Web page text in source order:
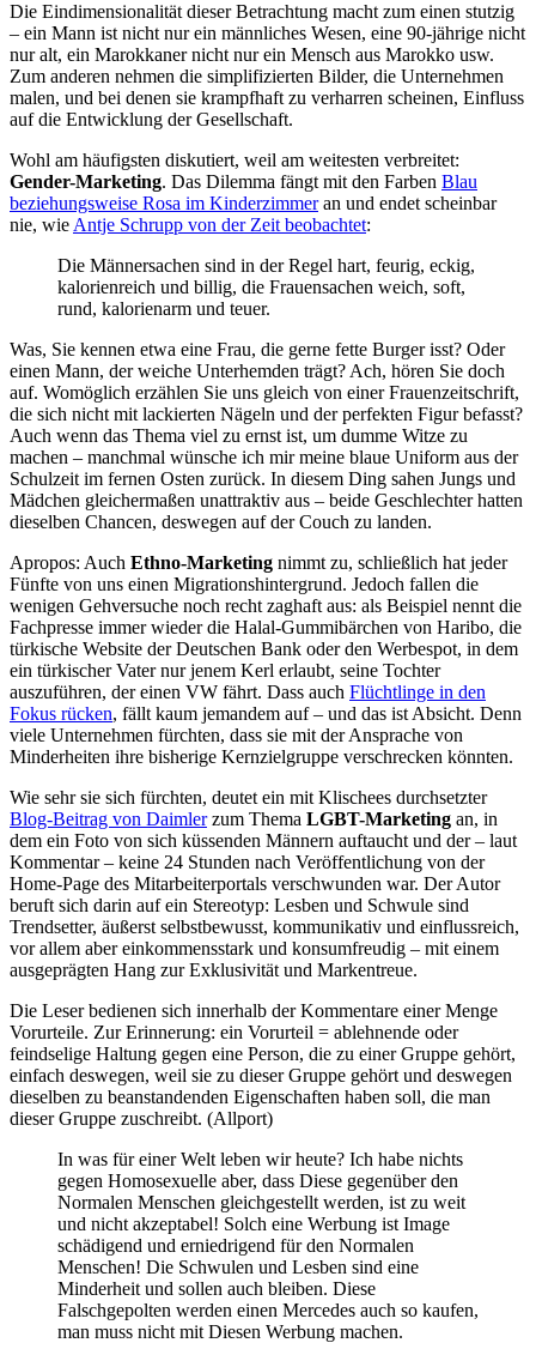
Die Eindimensionalität dieser Betrachtung macht zum einen stutzig
– ein Mann ist nicht nur ein männliches Wesen, eine 90-jährige nicht
nur alt, ein Marokkaner nicht nur ein Mensch aus Marokko usw.
Zum anderen nehmen die simplifizierten Bilder, die Unternehmen
malen, und bei denen sie krampfhaft zu verharren scheinen, Einfluss
auf die Entwicklung der Gesellschaft.
Wohl am häufigsten diskutiert, weil am weitesten verbreitet:
Gender-Marketing. Das Dilemma fängt mit den Farben Blau
beziehungsweise Rosa im Kinderzimmeran und endet scheinbar
nie, wieAntje Schrupp von der Zeit beobachtet:
Die Männersachen sind in der Regel hart, feurig, eckig,
kalorienreich und billig, die Frauensachen weich, soft,
rund, kalorienarm und teuer.
Was, Sie kennen etwa eine Frau, die gerne fette Burger isst? Oder
einen Mann, der weiche Unterhemden trägt? Ach, hören Sie doch
auf. Womöglich erzählen Sie uns gleich von einer Frauenzeitschrift,
die sich nicht mit lackierten Nägeln und der perfekten Figur befasst?
Auch wenn das Thema viel zu ernst ist, um dumme Witze zu
machen – manchmal wünsche ich mir meine blaue Uniform aus der
Schulzeit im fernen Osten zurück. In diesem Ding sahen Jungs und
Mädchen gleichermaßen unattraktiv aus – beide Geschlechter hatten
dieselben Chancen, deswegen auf der Couch zu landen.
Apropos: Auch Ethno-Marketing nimmt zu, schließlich hat jeder
Fünfte von uns einen Migrationshintergrund. Jedoch fallen die
wenigen Gehversuche noch recht zaghaft aus: als Beispiel nennt die
Fachpresse immer wieder die Halal-Gummibärchen von Haribo, die
türkische Website der Deutschen Bank oder den Werbespot, in dem
ein türkischer Vater nur jenem Kerl erlaubt, seine Tochter
auszuführen, der einen VW fährt. Dass auch Flüchtlinge in den
Fokus rücken, fällt kaum jemandem auf – und das ist Absicht. Denn
viele Unternehmen fürchten, dass sie mit der Ansprache von
Minderheiten ihre bisherige Kernzielgruppe verschrecken könnten.
Wie sehr sie sich fürchten, deutet ein mit Klischees durchsetzter
Blog-Beitrag von Daimlerzum Thema LGBT-Marketing an, in
dem ein Foto von sich küssenden Männern auftaucht und der – laut
Kommentar – keine 24 Stunden nach Veröffentlichung von der
Home-Page des Mitarbeiterportals verschwunden war. Der Autor
beruft sich darin auf ein Stereotyp: Lesben und Schwule sind
Trendsetter, äußerst selbstbewusst, kommunikativ und einflussreich,
vor allem aber einkommensstark und konsumfreudig – mit einem
ausgeprägten Hang zur Exklusivität und Markentreue.
Die Leser bedienen sich innerhalb der Kommentare einer Menge
Vorurteile. Zur Erinnerung: ein Vorurteil = ablehnende oder
feindselige Haltung gegen eine Person, die zu einer Gruppe gehört,
einfach deswegen, weil sie zu dieser Gruppe gehört und deswegen
dieselben zu beanstandenden Eigenschaften haben soll, die man
dieser Gruppe zuschreibt. (Allport)
In was für einer Welt leben wir heute? Ich habe nichts
gegen Homosexuelle aber, dass Diese gegenüber den
Normalen Menschen gleichgestellt werden, ist zu weit
und nicht akzeptabel! Solch eine Werbung ist Image
schädigend und erniedrigend für den Normalen
Menschen! Die Schwulen und Lesben sind eine
Minderheit und sollen auch bleiben. Diese
Falschgepolten werden einen Mercedes auch so kaufen,
man muss nicht mit Diesen Werbung machen.